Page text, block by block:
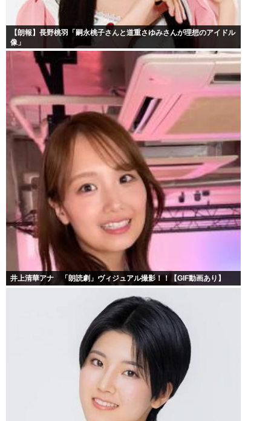
【朗報】長野桃羽「嗣永桃子さんと道重さゆみさんが理想のアイドル
像」
井上清華アナ 「朗読劇」ヴィジュアル撮影！！【GIF動画あり】